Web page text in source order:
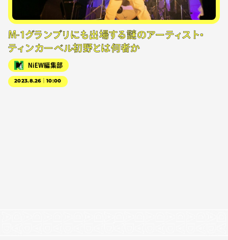
M-1グランプリにも出場する謎のアーティスト・
ティンカーベル初野とは何者か
NiEW編集部
2023.8.26｜10:00